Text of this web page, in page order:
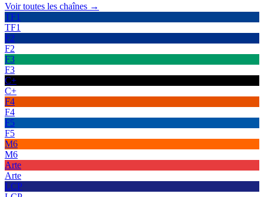
Voir toutes les chaînes →
TF1
TF1
F2
F2
F3
F3
C+
C+
F4
F4
F5
F5
M6
M6
Arte
Arte
LCP